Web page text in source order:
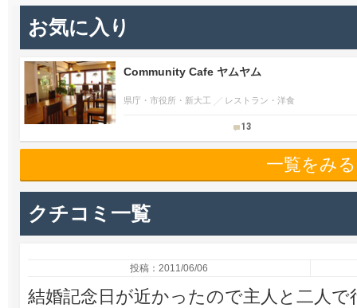
お気に入り
Community Cafe ヤムヤム
県庁・市役所・新大工 レストラン・洋食
13
一覧をみる
クチコミ一覧
投稿：2011/06/06
結婚記念日が近かったので主人と二人